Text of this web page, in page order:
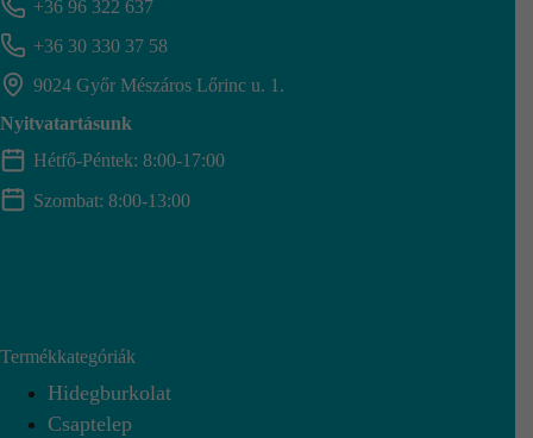
+36 96 322 637
+36 30 330 37 58
9024 Győr Mészáros Lőrinc u. 1.
Nyitvatartásunk
Hétfő-Péntek: 8:00-17:00
Szombat: 8:00-13:00
Termékkategóriák
Hidegburkolat
Csaptelep